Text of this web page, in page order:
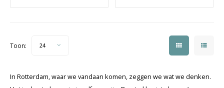
Toon: 24
In Rotterdam, waar we vandaan komen, zeggen we wat we denken.